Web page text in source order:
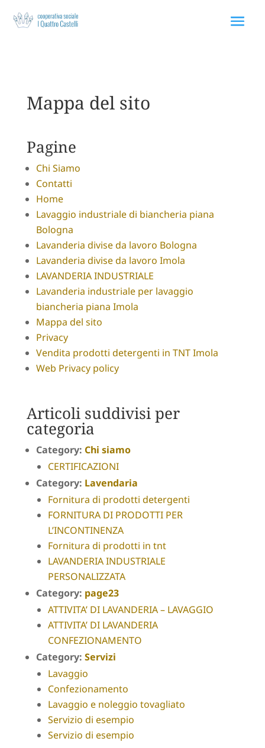
Mappa del sito
Pagine
Chi Siamo
Contatti
Home
Lavaggio industriale di biancheria piana
Bologna
Lavanderia divise da lavoro Bologna
Lavanderia divise da lavoro Imola
LAVANDERIA INDUSTRIALE
Lavanderia industriale per lavaggio
biancheria piana Imola
Mappa del sito
Privacy
Vendita prodotti detergenti in TNT Imola
Web Privacy policy
Articoli suddivisi per
categoria
Category: Chi siamo
CERTIFICAZIONI
Category: Lavendaria
Fornitura di prodotti detergenti
FORNITURA DI PRODOTTI PER
L’INCONTINENZA
Fornitura di prodotti in tnt
LAVANDERIA INDUSTRIALE
PERSONALIZZATA
Category: page23
ATTIVITA’ DI LAVANDERIA – LAVAGGIO
ATTIVITA’ DI LAVANDERIA
CONFEZIONAMENTO
Category: Servizi
Lavaggio
Confezionamento
Lavaggio e noleggio tovagliato
Servizio di esempio
Servizio di esempio